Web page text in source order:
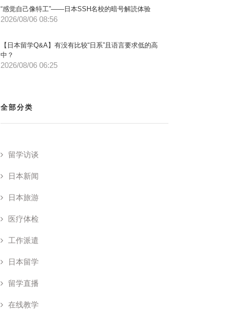
“感觉自己像特工”——日本SSH名校的暗号解読体验
2026/08/06 08:56
【日本留学Q&A】有没有比较“日系”且语言要求低的高
中？
2026/08/06 06:25
全部分类
留学访谈
日本新闻
日本旅游
医疗体检
工作派遣
日本留学
留学直播
在线教学